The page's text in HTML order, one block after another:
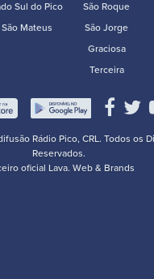
Sul do Pico
São Mateus
São Roque
São Jorge
Graciosa
Terceira
Rádio Pico, CRL. Todos os
Reservados.
oficial Lava. Web & Brands